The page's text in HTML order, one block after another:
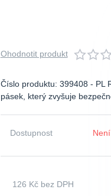
Ohodnotit produkt
Číslo produktu: 399408 - PL
pásek, který zvyšuje
Dostupnost
126 Kč bez DPH